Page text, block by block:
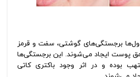
برجستگی‌های گوشتی، سفت و قرمز
پوست ایجاد می‌شوند. این برجستگی‌ها
بوده و در اثر وجود باکتری کاتی